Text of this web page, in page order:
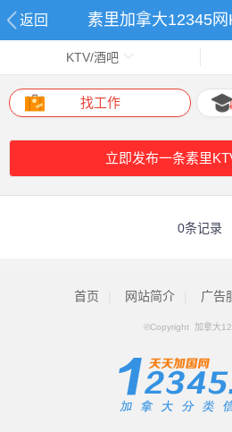
返回 素里加拿大12345网
KTV/酒吧
找工作
立即发布一条素里
0条记录
首页 网站简介 广告
©Copyright 加拿大